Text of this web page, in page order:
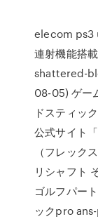
elecom ps3
連射機能搭
shattered-
08-05) ゲー
ドスティッ
公式サイト
（フレック
リシャフト
ゴルフパー
ックpro